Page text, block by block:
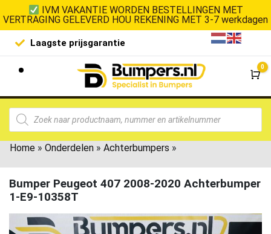
IVM VAKANTIE WORDEN BESTELLINGEN MET
VERTRAGING GELEVERD HOU REKENING MET 3-7 werkdagen
Laagste prijsgarantie De
0
Home » Onderdelen » Achterbumpers »
Bumper Peugeot 407 2008-2020 Achterbumper
1-E9-10358T